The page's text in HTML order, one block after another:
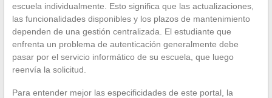
escuela individualmente. Esto significa que las actualizaciones,
las funcionalidades disponibles y los plazos de mantenimiento
dependen de una gestión centralizada. El estudiante que
enfrenta un problema de autenticación generalmente debe
pasar por el servicio informático de su escuela, que luego
reenvía la solicitud.
Para entender mejor las especificidades de este portal, la